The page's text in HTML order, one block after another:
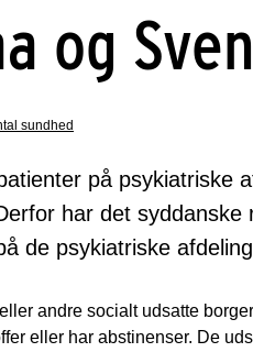
og
sundhed
på psykiatriske
har det
de psykiatriske
andre socialt udsatte
eller har abstinenser. De